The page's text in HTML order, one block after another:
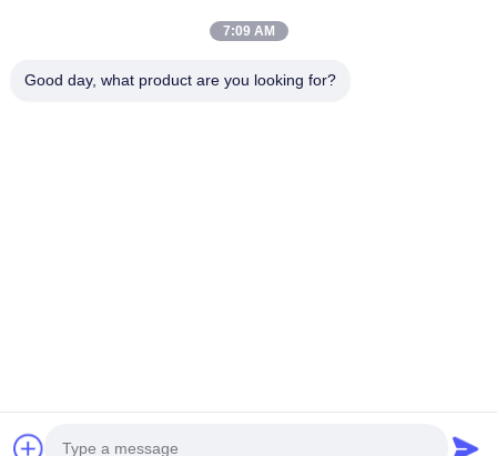
0086-19952400441
7:09 AM
Good day, what product are you looking for?